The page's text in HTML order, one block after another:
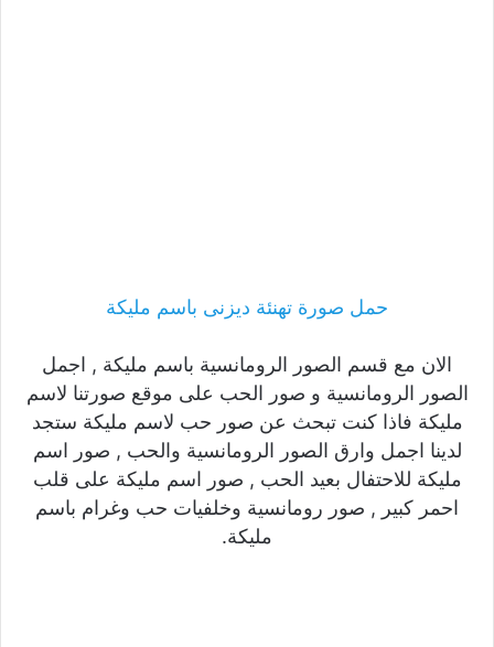
حمل صورة تهنئة ديزنى باسم مليكة
الان مع قسم الصور الرومانسية باسم مليكة , اجمل
الصور الرومانسية و صور الحب على موقع صورتنا لاسم
مليكة فاذا كنت تبحث عن صور حب لاسم مليكة ستجد
لدينا اجمل وارق الصور الرومانسية والحب , صور اسم
مليكة للاحتفال بعيد الحب , صور اسم مليكة على قلب
احمر كبير , صور رومانسية وخلفيات حب وغرام باسم
مليكة.